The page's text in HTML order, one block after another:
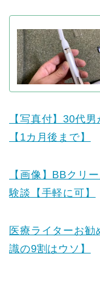
【写真付】30代
【1カ月後まで】
【画像】BBクリ
験談【手軽に可】
医療ライターお勧
識の9割はウソ】